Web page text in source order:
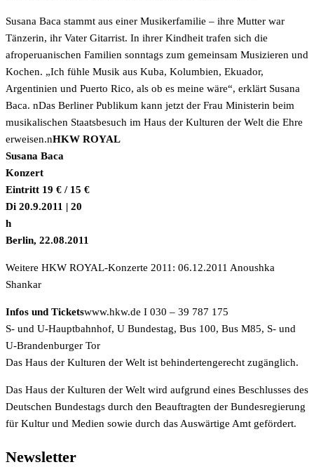
Susana Baca stammt aus einer Musikerfamilie – ihre Mutter war
Tänzerin, ihr Vater Gitarrist. In ihrer Kindheit trafen sich die
afroperuanischen Familien sonntags zum gemeinsam Musizieren und
Kochen. „Ich fühle Musik aus Kuba, Kolumbien, Ekuador,
Argentinien und Puerto Rico, als ob es meine wäre“, erklärt Susana
Baca. nDas Berliner Publikum kann jetzt der Frau Ministerin beim
musikalischen Staatsbesuch im Haus der Kulturen der Welt die Ehre
erweisen.nHKW ROYAL
Susana Baca
Konzert
Eintritt 19 € / 15 €
Di 20.9.2011 | 20
h
Berlin, 22.08.2011
Weitere HKW ROYAL-Konzerte 2011: 06.12.2011 Anoushka
Shankar
Infos und Ticketswww.hkw.de I 030 – 39 787 175
S- und U-Hauptbahnhof, U Bundestag, Bus 100, Bus M85, S- und
U-Brandenburger Tor
Das Haus der Kulturen der Welt ist behindertengerecht zugänglich.
Das Haus der Kulturen der Welt wird aufgrund eines Beschlusses des
Deutschen Bundestags durch den Beauftragten der Bundesregierung
für Kultur und Medien sowie durch das Auswärtige Amt gefördert.
Newsletter